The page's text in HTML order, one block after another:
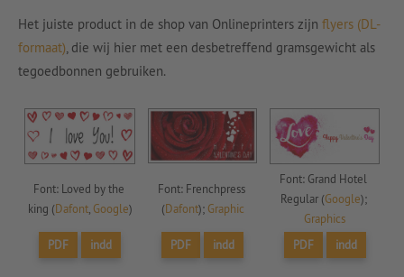
Het juiste product in de shop van Onlineprinters zijn flyers (DL-
formaat), die wij hier met een desbetreffend gramsgewicht als
tegoedbonnen gebruiken.
Font: Loved by the
king (Dafont, Google)
Font: Frenchpress
(Dafont); Graphic
Font: Grand Hotel
Regular (Google );
Graphics
PDF
indd PDF indd PDF indd